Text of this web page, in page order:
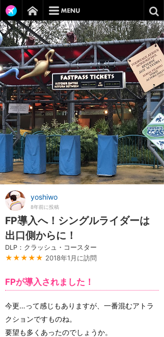
yoshiwo
8年前に投稿
FP導入へ！シングルライダーは
出口側からに！
DLP：クラッシュ・コースター
★★★★★ 2018年1月に訪問
FPが導入されました！
今更…って感じもありますが、一番混むアトラ
クションですものね。
要望も多くあったのでしょうか。